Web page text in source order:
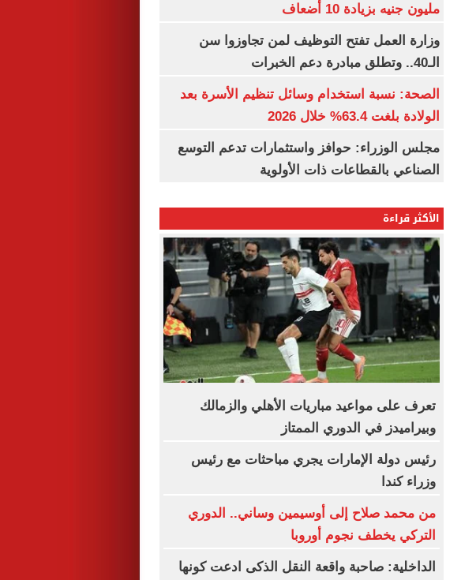
مليون جنيه بزيادة 10 أضعاف
وزارة العمل تفتح التوظيف لمن تجاوزوا سن
الـ40.. وتطلق مبادرة دعم الخبرات
الصحة: نسبة استخدام وسائل تنظيم الأسرة بعد
الولادة بلغت 63.4% خلال 2026
مجلس الوزراء: حوافز واستثمارات تدعم التوسع
الصناعي بالقطاعات ذات الأولوية
الأكثر قراءة
تعرف على مواعيد مباريات الأهلي والزمالك
وبيراميدز في الدوري الممتاز
رئيس دولة الإمارات يجري مباحثات مع رئيس
وزراء كندا
من محمد صلاح إلى أوسيمين وساني.. الدوري
التركي يخطف نجوم أوروبا
الداخلية: صاحبة واقعة النقل الذكى ادعت كونها